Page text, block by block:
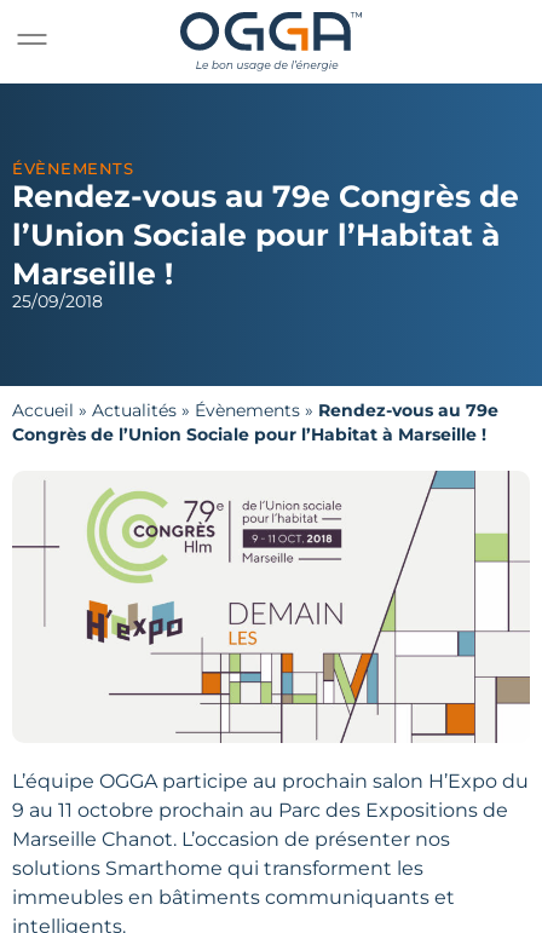
ÉVÈNEMENTS
Rendez-vous au 79e Congrès de
l’Union Sociale pour l’Habitat à
Marseille !
25/09/2018
Accueil » Actualités » Évènements » Rendez-vous au 79e
Congrès de l’Union Sociale pour l’Habitat à Marseille !
L’équipe OGGA participe au prochain salon H’Expo du
9 au 11 octobre prochain au Parc des Expositions de
Marseille Chanot. L’occasion de présenter nos
solutions Smarthome qui transforment les
immeubles en bâtiments communiquants et
intelligents.